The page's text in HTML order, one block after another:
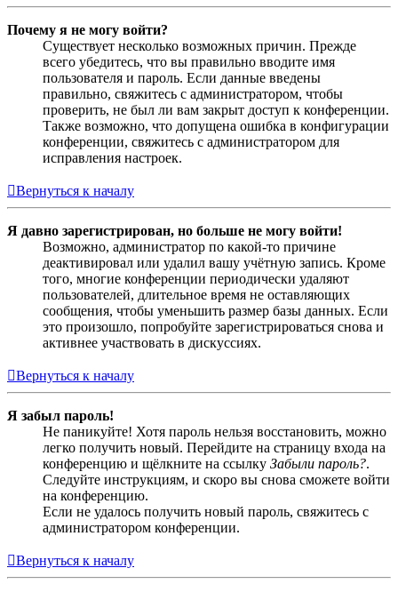
Почему я не могу войти?
Существует несколько возможных причин. Прежде
всего убедитесь, что вы правильно вводите имя
пользователя и пароль. Если данные введены
правильно, свяжитесь с администратором, чтобы
проверить, не был ли вам закрыт доступ к конференции.
Также возможно, что допущена ошибка в конфигурации
конференции, свяжитесь с администратором для
исправления настроек.
Вернуться к началу
Я давно зарегистрирован, но больше не могу войти!
Возможно, администратор по какой-то причине
деактивировал или удалил вашу учётную запись. Кроме
того, многие конференции периодически удаляют
пользователей, длительное время не оставляющих
сообщения, чтобы уменьшить размер базы данных. Если
это произошло, попробуйте зарегистрироваться снова и
активнее участвовать в дискуссиях.
Вернуться к началу
Я забыл пароль!
Не паникуйте! Хотя пароль нельзя восстановить, можно
легко получить новый. Перейдите на страницу входа на
конференцию и щёлкните на ссылку Забыли пароль?.
Следуйте инструкциям, и скоро вы снова сможете войти
на конференцию.
Если не удалось получить новый пароль, свяжитесь с
администратором конференции.
Вернуться к началу